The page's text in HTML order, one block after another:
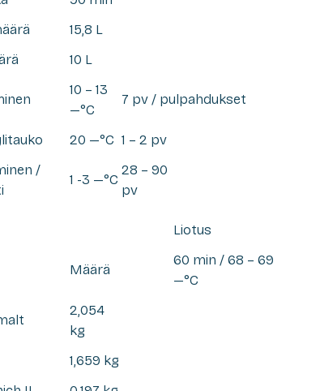
15,8 L
10 L
10 – 13
—°C
7 pv / pulpahdukset
20 —°C 1 – 2 pv
/
1 -3 —°C
28 – 90
pv
Liotus
Määrä
60 min / 68 – 69
—°C
2,054
kg
1,659 kg